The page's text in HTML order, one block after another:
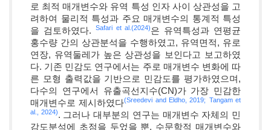
로 최적 매개변수와 유역 특성 인자 사이 상관성을 고
려하여 물리적 특성과 주요 매개변수의 통계적 특성
을 검토하였다.
Safari et al.(2024)은 유역특성과 연평균
홍수량 간의 상관분석을 수행하였고, 유역면적, 유로
연장, 유역둘레가 높은 상관성을 보인다고 보고하였
다. 기존 민감도 연구에서는 주로 매개변수 변화에 따
른 모형 출력값을 기반으로 민감도를 평가하였으며,
다수의 연구에서 유출곡선지수(CN)가 가장 민감한
매개변수로 제시하였다(Sreedevi and Eldho, 2019; Tangam et
al., 2024). 그러나 대부분의 연구는 매개변수 자체의 민
감도분석에 초점을 두었을 뿐, 수문학적 매개변수와